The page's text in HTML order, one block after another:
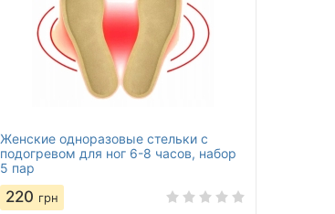
Женские одноразовые стельки с
подогревом для ног 6-8 часов, набор
5 пар
220 грн